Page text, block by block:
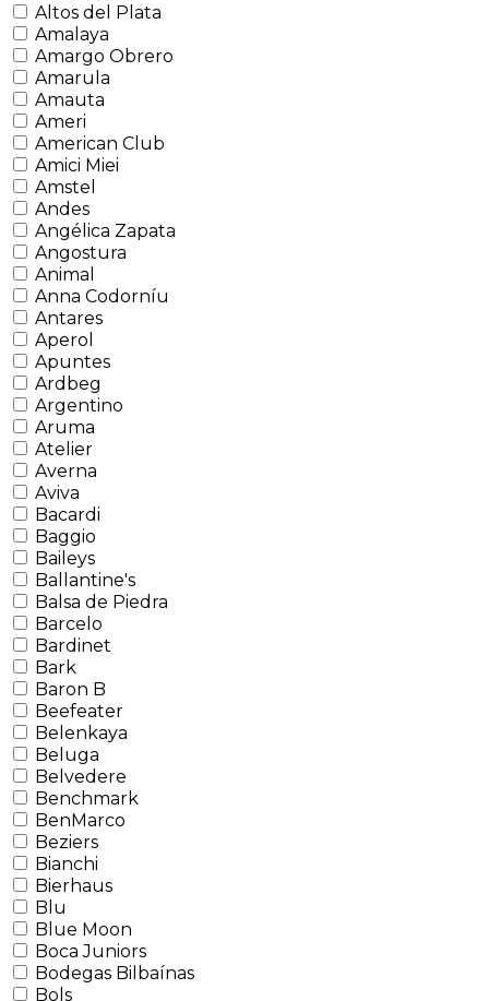
Altos del Plata
Amalaya
Amargo Obrero
Amarula
Amauta
Ameri
American Club
Amici Miei
Amstel
Andes
Angélica Zapata
Angostura
Animal
Anna Codorníu
Antares
Aperol
Apuntes
Ardbeg
Argentino
Aruma
Atelier
Averna
Aviva
Bacardi
Baggio
Baileys
Ballantine's
Balsa de Piedra
Barcelo
Bardinet
Bark
Baron B
Beefeater
Belenkaya
Beluga
Belvedere
Benchmark
BenMarco
Beziers
Bianchi
Bierhaus
Blu
Blue Moon
Boca Juniors
Bodegas Bilbaínas
Bols